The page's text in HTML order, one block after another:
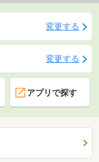
変更する
変更する
アプリで探す